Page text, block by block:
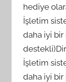
hediye
İşletim
daha iyi bir
İşletim
daha iyi bir